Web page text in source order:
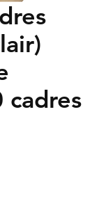
cadres